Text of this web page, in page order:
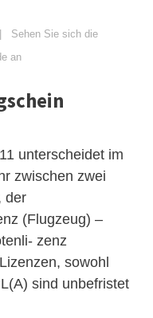
Sehen Sie sich die
an
unterscheidet im
zwischen zwei
der
(Flugzeug) –
zenz
sowohl
sind unbefristet